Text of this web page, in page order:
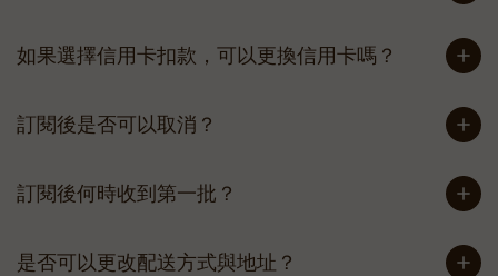
如果選擇信用卡扣款，可以更換信用卡嗎？
訂閱後是否可以取消？
訂閱後何時收到第一批？
是否可以更改配送方式與地址？